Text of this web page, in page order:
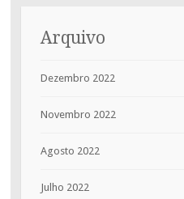
Arquivo
Dezembro 2022
Novembro 2022
Agosto 2022
Julho 2022